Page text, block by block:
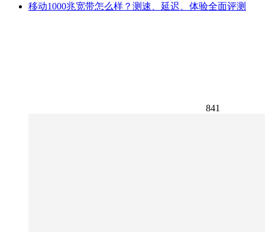
移动1000兆宽带怎么样？测速、延迟、体验全面评测
841